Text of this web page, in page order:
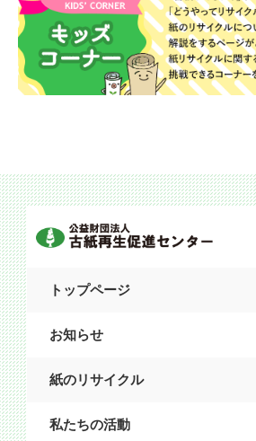
トップページ
お知らせ
紙のリサイクル
私たちの活動